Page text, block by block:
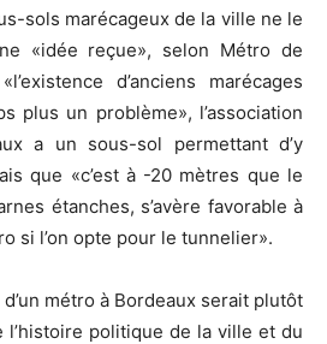
sols marécageux de la ville ne le
«idée reçue», selon Métro de
d’anciens marécages
plus un problème», l’association
a un sous-sol permettant d’y
que «c’est à -20 mètres que le
étanches, s’avère favorable à
si l’on opte pour le tunnelier».
d’un métro à Bordeaux serait plutôt
politique de la ville et du